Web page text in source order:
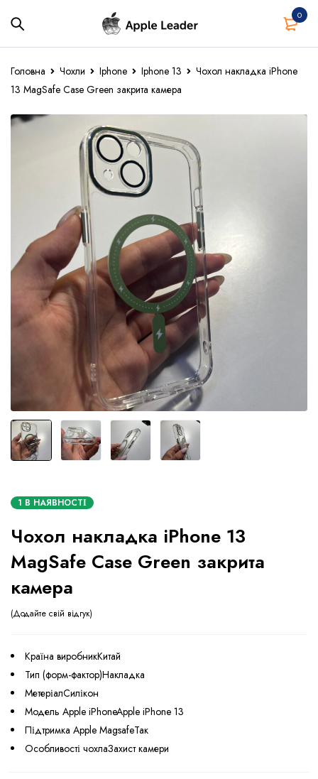
0
Головна Чохли Iphone Iphone 13
Чохол накладка iPhone
13 MagSafe Case Green закрита камера
1 В НАЯВНОСТІ
Чохол накладка iPhone 13
MagSafe Case Green закрита
камера
Додайте свій відгук
Країна виробникКитай
Тип (форм-фактор)Накладка
МетеріалСилікон
Модель Apple iPhoneApple iPhone 13
Підтримка Apple MagsafeТак
Особливості чохлаЗахист камери